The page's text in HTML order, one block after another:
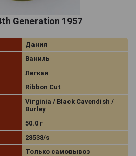
Generation 1957
Дания
Ваниль
Легкая
Ribbon Cut
Virginia / Black Cavendish /
Burley
50.0 г
28538/s
Только самовывоз